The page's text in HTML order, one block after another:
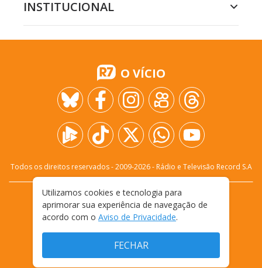
INSTITUCIONAL
O VÍCIO
Todos os direitos reservados - 2009-2026- Rádio e Televisão Record S.A
FALE CONOSCO
PRIVACIDADE
TERMOS E CONDIÇÕES DE USO
Utilizamos cookies e tecnologia para
aprimorar sua experiência de navegação de
acordo com o Aviso de Privacidade.
FECHAR